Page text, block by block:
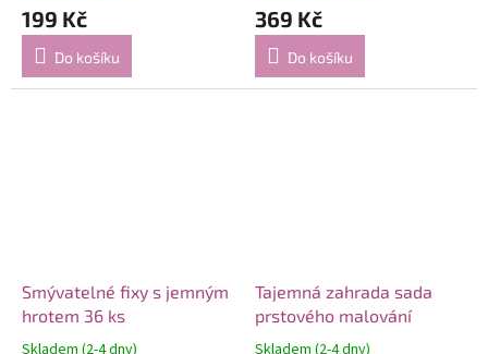
199 Kč
Do košíku
369 Kč
Do košíku
Smývatelné fixy s jemným
hrotem 36 ks
Skladem (2-4 dny)
Tajemná zahrada sada
prstového malování
Skladem (2-4 dny)